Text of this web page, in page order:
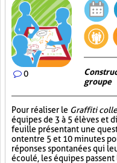
0
groupe
Pour réaliser le Graffiti
équipes de 3 à 5 élèves et
feuille présentant une
ont entre 5 et 10 minutes
réponses spontanées qui
écoulé, les équipes